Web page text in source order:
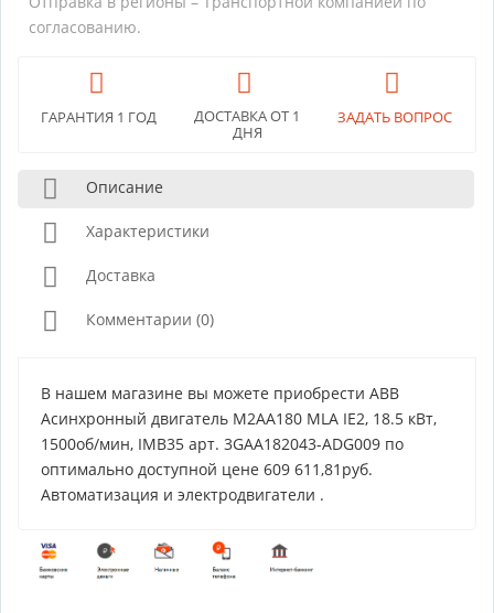
согласованию.
ГАРАНТИЯ 1 ГОД
ДОСТАВКА ОТ 1
ДНЯ
ЗАДАТЬ ВОПРОС
Описание
Характеристики
Доставка
Комментарии (0)
В нашем магазине вы можете приобрести ABB
Асинхронный двигатель M2AA180 MLA IE2, 18.5 кВт,
1500об/мин, IMB35 арт. 3GAA182043-ADG009 по
оптимально доступной цене 609 611,81руб.
Автоматизация и электродвигатели .